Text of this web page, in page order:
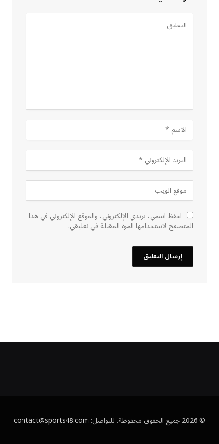
احفظ اسمي، بريدي الإلكتروني، والموقع الإلكتروني في هذا
المتصفح لاستخدامها المرة المقبلة في تعليقي.
© 2026 جميع الحقوق محفوظة. للتواصل: contact@sports48.com